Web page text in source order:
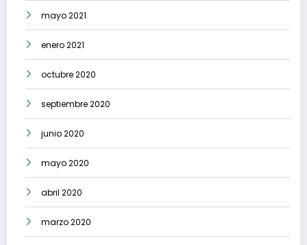
mayo 2021
enero 2021
octubre 2020
septiembre 2020
junio 2020
mayo 2020
abril 2020
marzo 2020